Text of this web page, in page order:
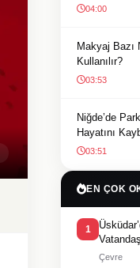
04:00
Makyaj Bazı
Kullanılır?
03:53
Niğde’de
Hayatını
03:51
EN ÇOK
1
Çevre